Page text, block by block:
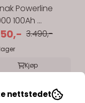
Powerline
100Ah ...
3.490,-
Kjøp
nettstedet